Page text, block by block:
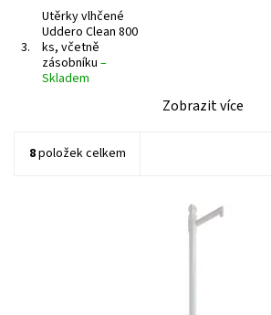
3.
Utěrky vlhčené
Uddero Clean 800
ks, včetně
zásobníku –
Skladem
Zobrazit více
8položek celkem